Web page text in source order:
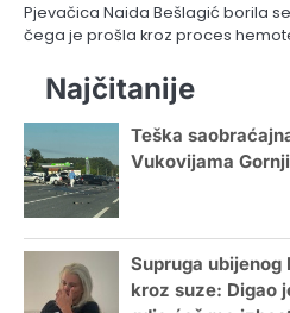
Pjevačica Naida Bešlagić borila
čega je prošla kroz proces
Najčitanije
Teška
Vukovijama
Supruga ubijenog
kroz suze: Digao